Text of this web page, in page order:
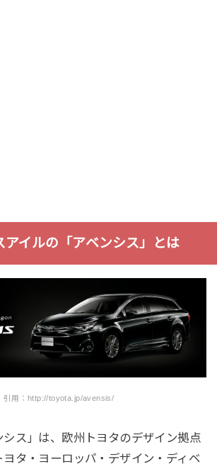
アイルの「アベンシス」とは
引用：http://toyota.jp/avensis/
シス」は、欧州トヨタのデザイン拠点
タ・ヨーロッパ・デザイン・ディベ